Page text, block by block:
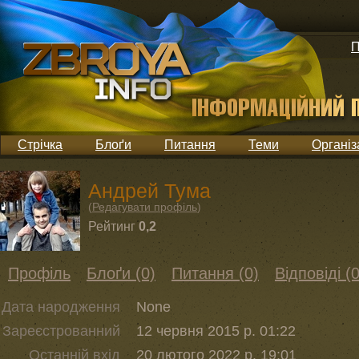
Стрічка Блоґи Питання Теми
Андрей Тума
(Редагувати профіль)
Рейтинг 0,2
Профіль Блоґи (0) Питання (0) Відповіді
Дата народження
None
Зареєстрованний
12 червня 2015 р. 01:22
Останній вхід
20 лютого 2022 р. 19:01